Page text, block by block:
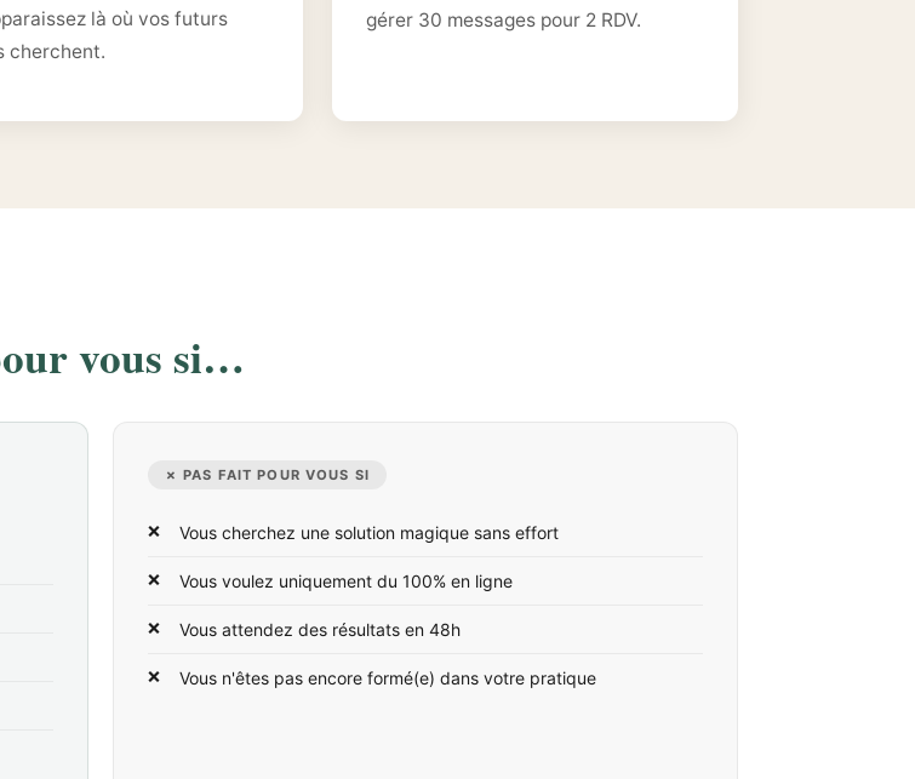
là où vos futurs
cherchent.
gérer 30 messages pour 2 RDV.
vous si…
✗ PAS FAIT POUR VOUS SI
Vous cherchez une solution magique sans effort
Vous voulez uniquement du 100% en ligne
Vous attendez des résultats en 48h
Vous n'êtes pas encore formé(e) dans votre pratique